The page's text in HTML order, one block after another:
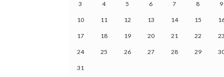
3 4 5 6 7 8 9
10 11 12 13 14 15
17 18 19 20 21 22 23
24 25 26 27 28 29
31